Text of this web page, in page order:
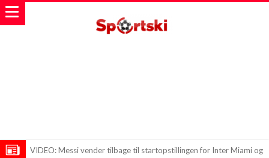
VIDEO: Messi vender tilbage til startopstillingen for Inter Miami og